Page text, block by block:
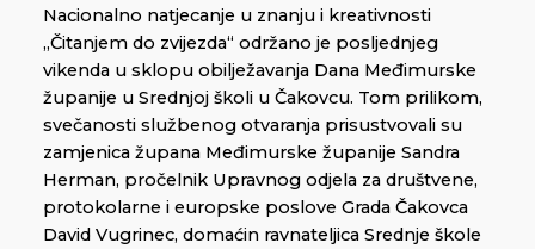
Nacionalno natjecanje u znanju i kreativnosti
„Čitanjem do zvijezda“ održano je posljednjeg
vikenda u sklopu obilježavanja Dana Međimurske
županije u Srednjoj školi u Čakovcu. Tom prilikom,
svečanosti službenog otvaranja prisustvovali su
zamjenica župana Međimurske županije Sandra
Herman, pročelnik Upravnog odjela za društvene,
protokolarne i europske poslove Grada Čakovca
David Vugrinec, domaćin ravnateljica Srednje škole